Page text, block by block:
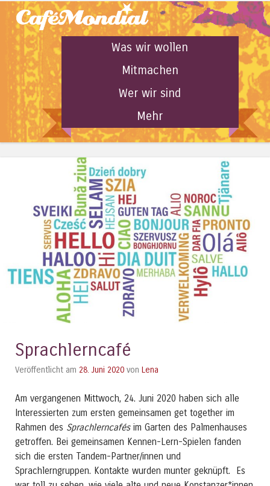
Was wir wollen
Mitmachen
Wer wir sind
Mehr
Sprachlerncafé
Veröffentlicht am 28. Juni 2020 von Lena
Am vergangenen Mittwoch, 24. Juni 2020 haben sich alle
Interessierten zum ersten gemeinsamen get together im
Rahmen des Sprachlerncafésim Garten des Palmenhauses
getroffen. Bei gemeinsamen Kennen-Lern-Spielen fanden
sich die ersten Tandem-Partner/innen und
Sprachlerngruppen. Kontakte wurden munter geknüpft.
Es